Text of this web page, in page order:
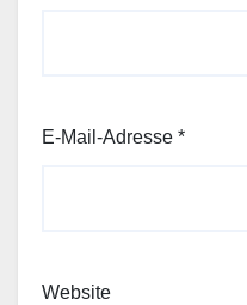
E-Mail-Adresse *
Website